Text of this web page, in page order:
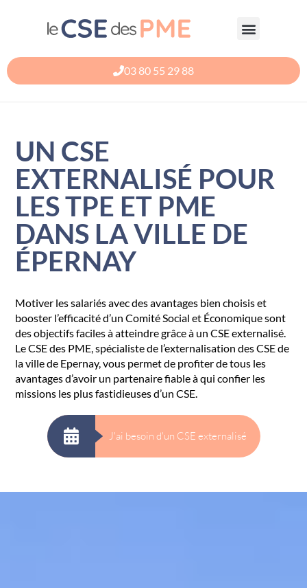
03 80 55 29 88
UN CSE
EXTERNALISÉ POUR
LES TPE ET PME
DANS LA VILLE DE
ÉPERNAY
Motiver les salariés avec des avantages bien choisis et
booster l’efficacité d’un Comité Social et Économique sont
des objectifs faciles à atteindre grâce à un CSE externalisé.
Le CSE des PME, spécialiste de l’externalisation des CSE de
la ville de Epernay, vous permet de profiter de tous les
avantages d’avoir un partenaire fiable à qui confier les
missions les plus fastidieuses d’un CSE.
J'ai besoin d'un CSE externalisé